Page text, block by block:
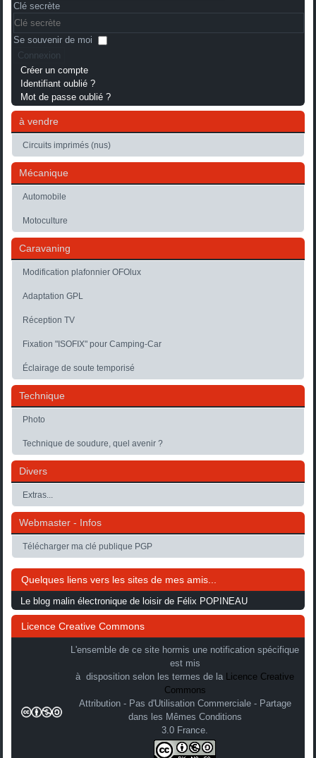
Clé secrète
Se souvenir de moi
Connexion
Créer un compte
Identifiant oublié ?
Mot de passe oublié ?
à vendre
Circuits imprimés (nus)
Mécanique
Automobile
Motoculture
Caravaning
Modification plafonnier OFOlux
Adaptation GPL
Réception TV
Fixation "ISOFIX" pour Camping-Car
Éclairage de soute temporisé
Technique
Photo
Technique de soudure, quel avenir ?
Divers
Extras...
Webmaster - Infos
Télécharger ma clé publique PGP
Quelques liens vers les sites de mes amis...
Le blog malin électronique de loisir de Félix POPINEAU
Licence Creative Commons
L'ensemble de ce site hormis une notification spécifique
est mis
à disposition selon les termes de la Licence Creative
Commons
Attribution - Pas d'Utilisation Commerciale - Partage
dans les Mêmes Conditions
3.0 France.